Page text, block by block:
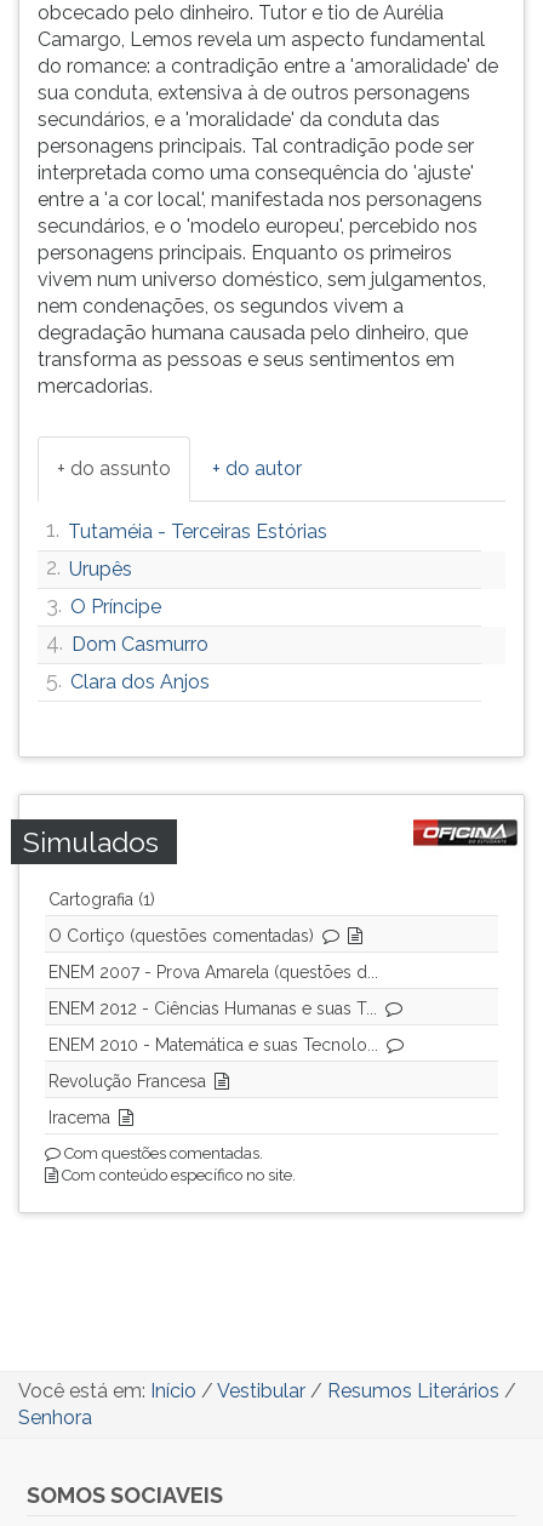
obcecado pelo dinheiro. Tutor e tio de Aurélia
Camargo, Lemos revela um aspecto fundamental
do romance: a contradição entre a 'amoralidade' de
sua conduta, extensiva à de outros personagens
secundários, e a 'moralidade' da conduta das
personagens principais. Tal contradição pode ser
interpretada como uma consequência do 'ajuste'
entre a 'a cor local', manifestada nos personagens
secundários, e o 'modelo europeu', percebido nos
personagens principais. Enquanto os primeiros
vivem num universo doméstico, sem julgamentos,
nem condenações, os segundos vivem a
degradação humana causada pelo dinheiro, que
transforma as pessoas e seus sentimentos em
mercadorias.
+ do assunto + do autor
1. Tutaméia - Terceiras Estórias
2. Urupês
3. O Príncipe
4. Dom Casmurro
5. Clara dos Anjos
Simulados
Cartografia (1)
O Cortiço (questões comentadas)
ENEM 2007 - Prova Amarela (questões d...
ENEM 2012 - Ciências Humanas e suas T...
ENEM 2010 - Matemática e suas Tecnolo...
Revolução Francesa
Iracema
Com questões comentadas.
Com conteúdo específico no site.
Você está em: Início / Vestibular / Resumos Literários /
Senhora
SOMOS SOCIAVEIS